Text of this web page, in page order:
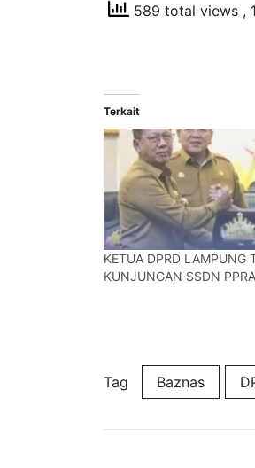
589 total views ,
Terkait
KETUA DPRD LAMPUNG
KUNJUNGAN SSDN
Tag Baznas